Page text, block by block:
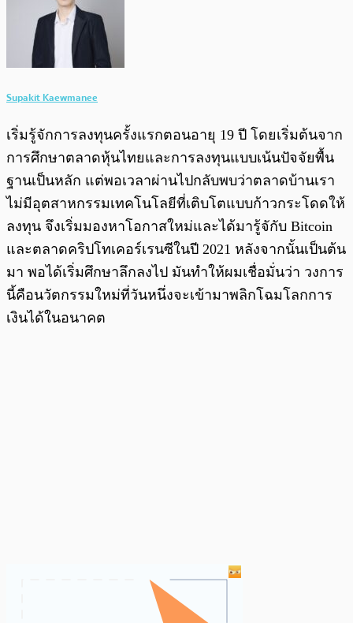
Supakit Kaewmanee
เริ่มรู้จักการลงทุนครั้งแรกตอนอายุ 19 ปี โดยเริ่มต้นจาก
การศึกษาตลาดหุ้นไทยและการลงทุนแบบเน้นปัจจัยพื้น
ฐานเป็นหลัก แต่พอเวลาผ่านไปกลับพบว่าตลาดบ้านเรา
ไม่มีอุตสาหกรรมเทคโนโลยีที่เติบโตแบบก้าวกระโดดให้
ลงทุน จึงเริ่มมองหาโอกาสใหม่และได้มารู้จักับ Bitcoin
และตลาดคริปโทเคอร์เรนซีในปี 2021 หลังจากนั้นเป็นต้น
มา พอได้เริ่มศึกษาลึกลงไป มันทำให้ผมเชื่อมั่นว่า วงการ
นี้คือนวัตกรรมใหม่ที่วันหนึ่งจะเข้ามาพลิกโฉมโลกการ
เงินได้ในอนาคต